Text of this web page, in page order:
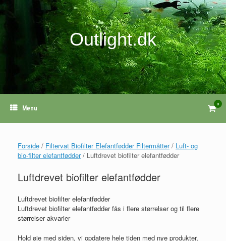
Gå
til
Outlight.dk
Menu
View
cart
0
Forside / Filtervat Biofilter Elefantfødder Filtermåtter/ Luft- og
bio-filter elefantfødder/ Luftdrevet biofilter elefantfødder
Luftdrevet biofilter elefantfødder
Luftdrevet biofilter elefantfødder
Luftdrevet biofilter elefantfødder fås i flere størrelser og til flere
størrelser akvarier
Hold øje med siden, vi opdatere hele tiden med nye produkter,